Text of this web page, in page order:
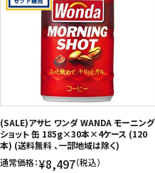
(SALE)アサヒ ワンダ WANDA モーニング
ショット 缶 185g×30本×4ケース (120
本) (送料無料 、一部地域は除く)
通常価格：¥8,497（税込）